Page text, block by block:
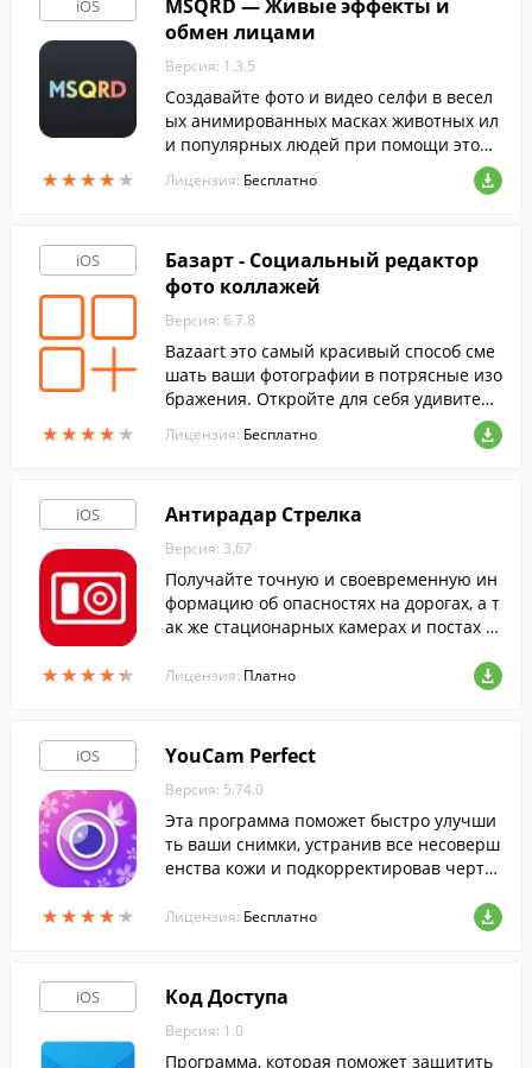
iOS
★★★★★
★★★★★
MSQRD — Живые эффекты и
обмен лицами
Версия: 1.3.5
Создавайте фото и видео селфи в весел
ых анимированных масках животных ил
и популярных людей при помощи этой
программы. Созданными селфи можно п
оделиться с друзьями через любые месс
Лицензия: Бесплатно
iOS
★★★★★
★★★★★
Базарт - Социальный редактор
фото коллажей
Версия: 6.7.8
Bazaart это самый красивый способ сме
шать ваши фотографии в потрясные изо
бражения. Откройте для себя удивитель
ных создателей и бесконечное вдохнове
ние. Будьте готовы, чтобы влюбляться.
Лицензия: Бесплатно
iOS
★★★★★
★★★★★
Антирадар Стрелка
Версия: 3.67
Получайте точную и своевременную ин
формацию об опасностях на дорогах, а т
ак же стационарных камерах и постах Д
раммы.
Лицензия: Платно
iOS
★★★★★
★★★★★
YouCam Perfect
Версия: 5.74.0
Эта программа поможет быстро улучши
ть ваши снимки, устранив все несоверш
енства кожи и подкорректировав черты
Лицензия: Бесплатно
iOS Код Доступа
Версия: 1.0
Программа, которая поможет защитить